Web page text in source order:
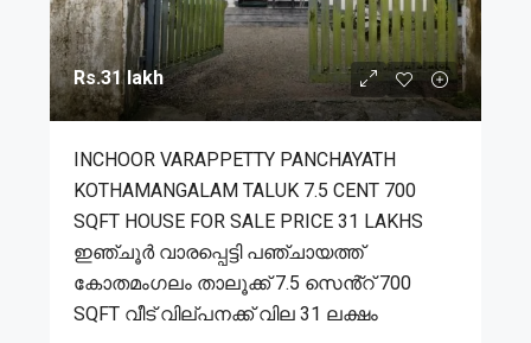
Rs.31 lakh
INCHOOR VARAPPETTY PANCHAYATH
KOTHAMANGALAM TALUK 7.5 CENT 700
SQFT HOUSE FOR SALE PRICE 31 LAKHS
ഇഞ്ചൂർ വാരപ്പെട്ടി പഞ്ചായത്ത്
കോതമംഗലം താലൂക്ക് 7.5 സെൻ്റ് 700
SQFT വീട് വില്പനക്ക് വില 31 ലക്ഷം